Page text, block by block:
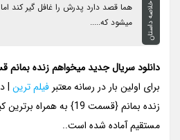
خلاصه داستان
هما قصد دارد پدرش را غافل گیر کند اما
میشود که.....
دانلود سریال جدید میخواهم زنده بمانم قسمت
برای اولین بار در رسانه معتبرفیلم ترین |
مستقیم آماده شده است..